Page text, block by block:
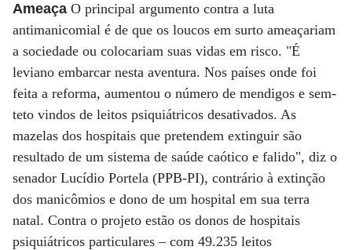
Ameaça O principal argumento contra a luta
antimanicomial é de que os loucos em surto ameaçariam
a sociedade ou colocariam suas vidas em risco. "É
leviano embarcar nesta aventura. Nos países onde foi
feita a reforma, aumentou o número de mendigos e sem-
teto vindos de leitos psiquiátricos desativados. As
mazelas dos hospitais que pretendem extinguir são
resultado de um sistema de saúde caótico e falido", diz o
senador Lucídio Portela (PPB-PI), contrário à extinção
dos manicômios e dono de um hospital em sua terra
natal. Contra o projeto estão os donos de hospitais
psiquiátricos particulares – com 49.235 leitos